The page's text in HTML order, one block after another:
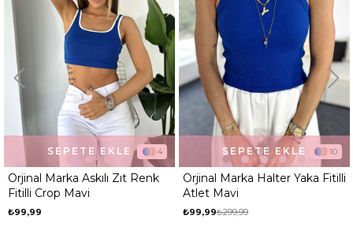
Orjinal Marka Halter Yaka Fitilli
Atlet Mavi
₺99,99
SEPETE EKLE
Orjinal Marka Halter Yaka
Atlet Yeşil
₺99,99₺299,99
SEPETE EKLE